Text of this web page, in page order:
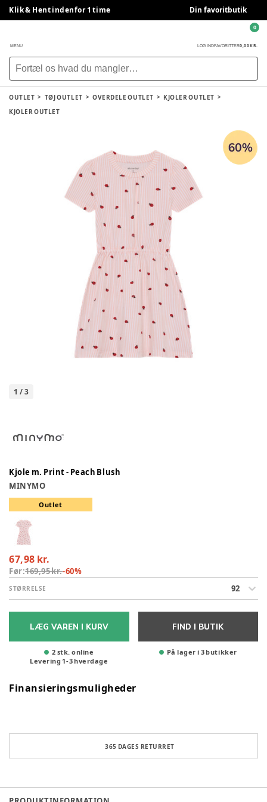
Klik & Hent indenfor 1 time Din favoritbutik
MENU LOG INDFAVORITTER0,00 KR.
0
OUTLET TØJ OUTLET OVERDELE OUTLET
KJOLER OUTLET
KJOLER OUTLET
1 /3
Kjole m. Print - Peach Blush
MINYMO
Outlet
67,98 kr.
Før:169,95 kr.-60%
STØRRELSE 92
LÆG VAREN I KURV
2 stk. online
Levering 1-3hverdage
FIND I BUTIK
På lager i 3 butikker
Finansieringsmuligheder
365 DAGES RETURRET